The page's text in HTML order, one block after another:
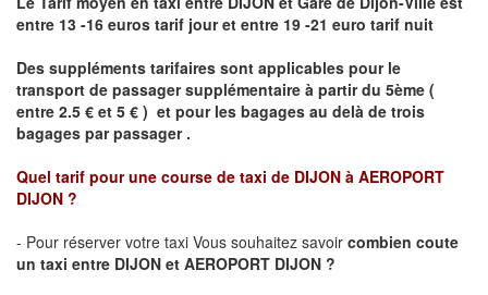
entre 13 -16 euros tarif jour et entre 19 -21 euro tarif nuit
Des suppléments tarifaires sont applicables pour le
transport de passager supplémentaire à partir du 5ème (
entre 2.5 € et 5 € ) et pour les bagages au delà de trois
bagages par passager .
Quel tarif pour une course de taxi de DIJON à AEROPORT
DIJON ?
- Pour réserver votre taxi Vous souhaitez savoir combien coute
un taxi entre DIJON et AEROPORT DIJON ?